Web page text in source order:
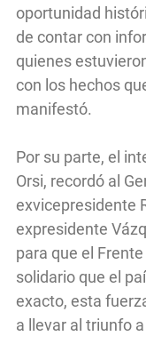
oportunidad
de contar con
quienes
con los hechos
manifestó.
Por su parte, el
Orsi, recordó al
exvicepresidente
expresidente
para que el
solidario que el
exacto, esta
a llevar al triunfo